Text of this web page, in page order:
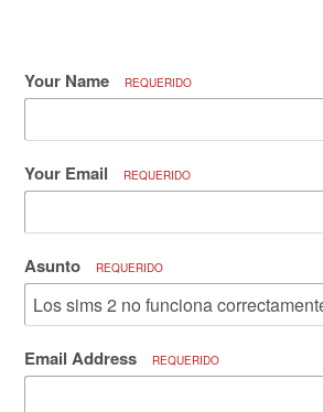
Your Name REQUERIDO
Your Email REQUERIDO
Asunto REQUERIDO
Email Address REQUERIDO